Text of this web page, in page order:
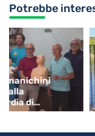
Potrebbe
Stop alla
lago del